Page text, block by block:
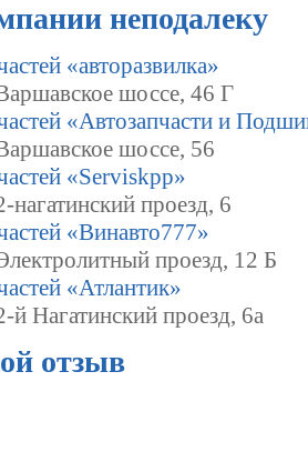
неподалеку
«авторазвилка»
шоссе, 46 Г
«Автозапчасти и
шоссе, 56
«Serviskpp»
проезд, 6
«Винавто777»
проезд, 12 Б
«Атлантик»
Нагатинский проезд, 6а
отзыв